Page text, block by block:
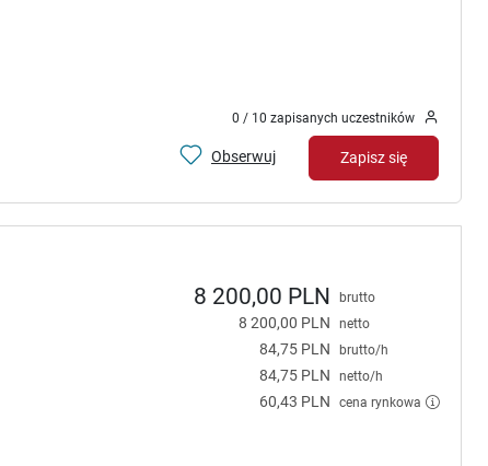
0 / 10 zapisanych uczestników
Obserwuj Zapisz się
8 200,00 PLN brutto
8 200,00 PLN netto
84,75 PLN brutto/h
84,75 PLN netto/h
60,43 PLN cena rynkowa